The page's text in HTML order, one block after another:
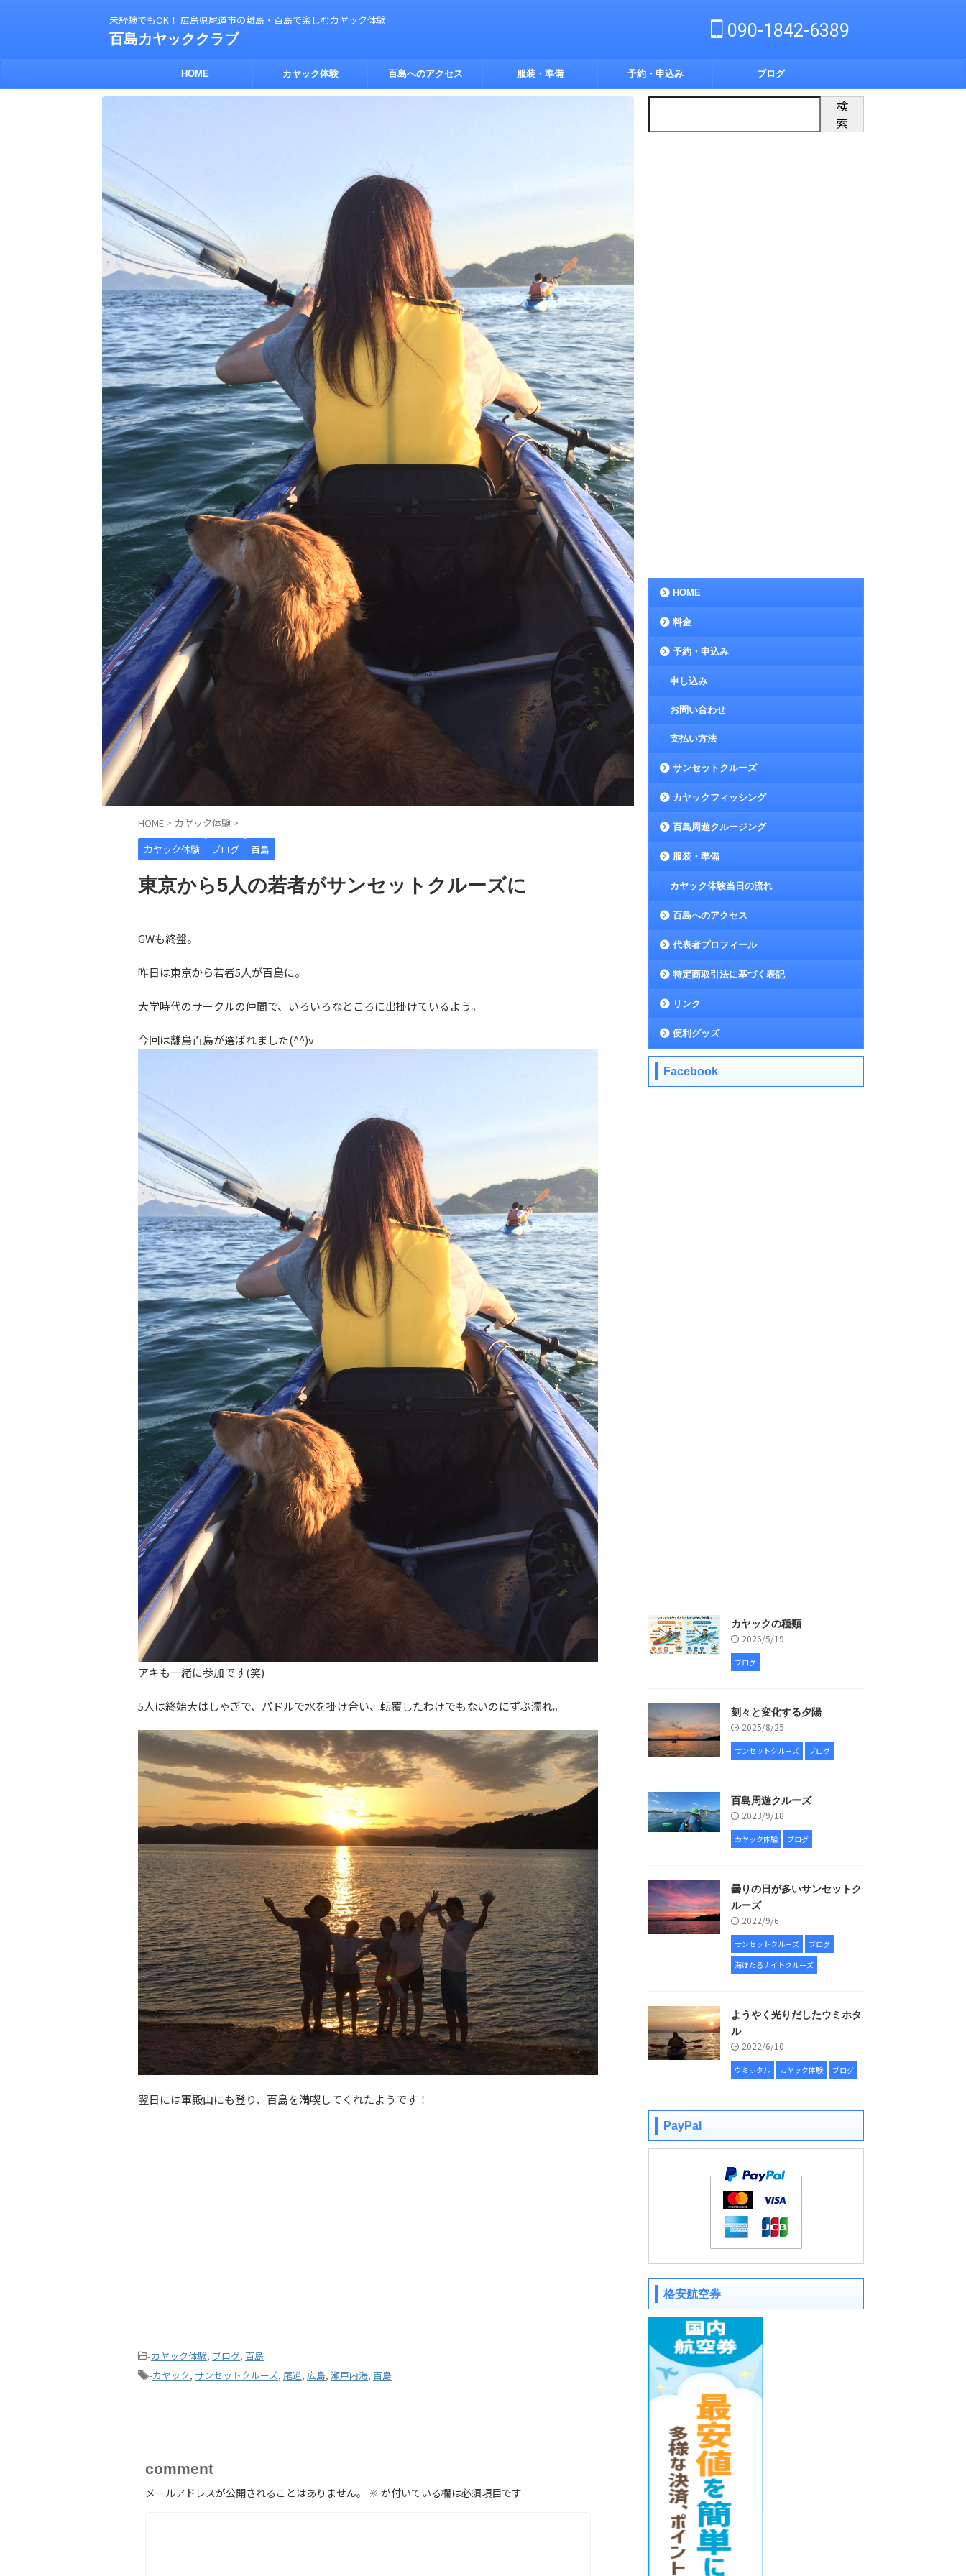
未経験でもOK！ 広島県尾道市の離島・百島で楽しむカヤック体験
百島カヤッククラブ 090-1842-6389
HOME カヤック体験 百島へのアクセス 服装・準備 予約・申込み ブログ
HOME > カヤック体験 >
カヤック体験
ブログ 百島
東京から5人の若者がサンセットクルーズに
GWも終盤。
昨日は東京から若者5人が百島に。
大学時代のサークルの仲間で、いろいろなところに出掛けているよう。
今回は離島百島が選ばれました(^^)v
アキも一緒に参加です(笑)
5人は終始大はしゃぎで、パドルで水を掛け合い、転覆したわけでもないのにずぶ濡れ。
翌日には軍殿山にも登り、百島を満喫してくれたようです！
-カヤック体験, ブログ, 百島
-カヤック, サンセットクルーズ, 尾道, 広島, 瀬戸内海, 百島
comment
メールアドレスが公開されることはありません。 ※ が付いている欄は必須項目です
検
索
HOME
料金
予約・申込み
申し込み
お問い合わせ
支払い方法
サンセットクルーズ
カヤックフィッシング
百島周遊クルージング
服装・準備
カヤック体験当日の流れ
百島へのアクセス
代表者プロフィール
特定商取引法に基づく表記
リンク
便利グッズ
Facebook
カヤックの種類
2026/5/19
ブログ
刻々と変化する夕陽
2025/8/25
サンセットクルーズ ブログ
百島周遊クルーズ
2023/9/18
カヤック体験 ブログ
曇りの日が多いサンセットク
ルーズ
2022/9/6
サンセットクルーズ
ブログ
海ほたるナイトクルーズ
ようやく光りだしたウミホタ
ル
2022/6/10
ウミホタル カヤック体験 ブログ
PayPal
格安航空券